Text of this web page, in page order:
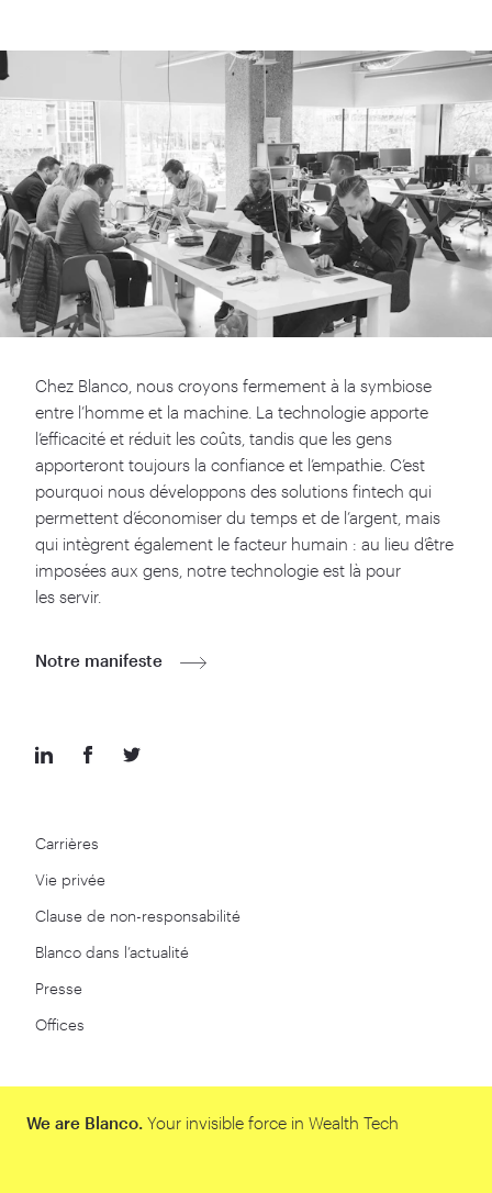
Carrières
Vie privée
Clause de non-responsabilité
Blanco dans l’actualité
Presse
Offices
Chez Blanco, nous croyons fermement à la symbiose
entre l’homme et la machine. La technologie apporte
l’efficacité et réduit les coûts, tandis que les gens
apporteront toujours la confiance et l’empathie. C’est
pourquoi nous développons des solutions fintech qui
permettent d’économiser du temps et de l’argent, mais
qui intègrent également le facteur humain : au lieu d’être
imposées aux gens, notre technologie est là pour
les servir.
Notre manifeste
We are Blanco. Your invisible force in Wealth Tech